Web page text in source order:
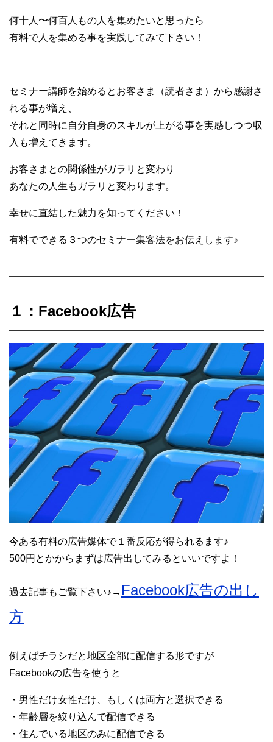
何十人〜何百人もの人を集めたいと思ったら
有料で人を集める事を実践してみて下さい！
セミナー講師を始めるとお客さま（読者さま）から感謝さ
れる事が増え、
それと同時に自分自身のスキルが上がる事を実感しつつ収
入も増えてきます。
お客さまとの関係性がガラリと変わり
あなたの人生もガラリと変わります。
幸せに直結した魅力を知ってください！
有料でできる３つのセミナー集客法をお伝えします♪
１：Facebook広告
今ある有料の広告媒体で１番反応が得られるます♪
500円とかからまずは広告出してみるといいですよ！
過去記事もご覧下さい♪→ Facebook広告の出し
方
例えばチラシだと地区全部に配信する形ですが
Facebookの広告を使うと
・男性だけ女性だけ、もしくは両方と選択できる
・年齢層を絞り込んで配信できる
・住んでいる地区のみに配信できる